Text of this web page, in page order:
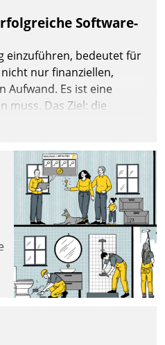
Software-
einzuführen, bedeutet für
nur finanziellen,
Aufwand. Es ist eine
muss. Das Ziel: die
Geschäftsabläufe. Damit
einige Grundregeln